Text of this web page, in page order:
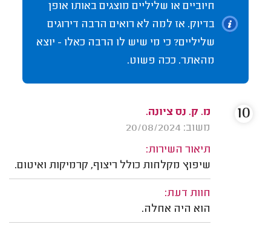
חיוביים או שליליים מוצגים באותו אופן
בדיוק. אז למה לא רואים הרבה דירוגים
שליליים? כי מי שיש לו הרבה כאלו - יוצא
מהאתר. ככה פשוט.
מ. ק. נס ציונה.
משוב: 20/08/2024
תיאור השירות:
שיפוץ מקלחות כולל ריצוף, קרמיקות ואיטום.
חוות דעת:
הוא היה אחלה.
10